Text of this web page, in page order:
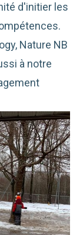
d'initier les
Nature NB
à notre